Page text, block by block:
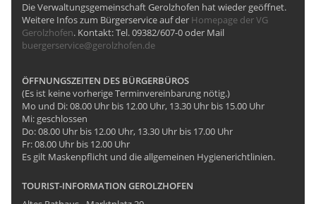
Die Verwaltungsgemeinschaft Gerolzhofen hat wieder geöffnet.
Weitere Infos zum Bürgerservice auf der Homepage der VG
Gerolzhofen. Kontakt: Tel. 09382/607-0 oder Mail
buergerservice@gerolzhofen.de
ÖFFNUNGSZEITEN DES BÜRGERBÜROS
(Es ist keine vorherige Terminvereinbarung nötig.)
Mo und Di: 08.00 Uhr bis 12.00 Uhr, 13.30 Uhr bis 15.00 Uhr
Mi: geschlossen
Do: 08.00 Uhr bis 12.00 Uhr, 13.30 Uhr bis 17.00 Uhr
Fr: 08.00 Uhr bis 12.00 Uhr
Es gilt Maskenpflicht und die allgemeinen Hygienerichtlinien.
TOURIST-INFORMATION GEROLZHOFEN